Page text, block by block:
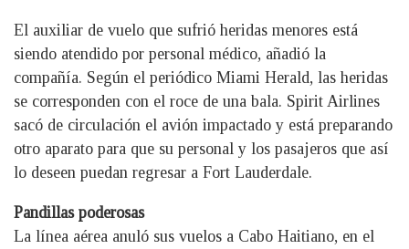
El auxiliar de vuelo que sufrió heridas menores está
siendo atendido por personal médico, añadió la
compañía. Según el periódico Miami Herald, las heridas
se corresponden con el roce de una bala. Spirit Airlines
sacó de circulación el avión impactado y está preparando
otro aparato para que su personal y los pasajeros que así
lo deseen puedan regresar a Fort Lauderdale.
Pandillas poderosas
La línea aérea anuló sus vuelos a Cabo Haitiano, en el